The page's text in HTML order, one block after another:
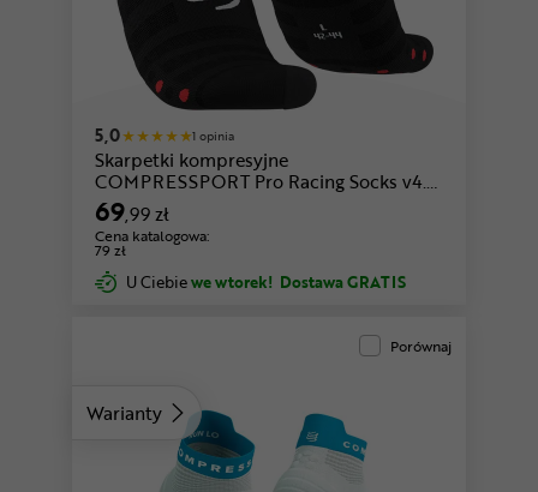
niebieski-żółty
5,0 1 opinia
Skarpetki kompresyjne
COMPRESSPORT Pro Racing Socks v4.0
Ultralight Run Low
69,99 zł
Cena katalogowa:
79 zł
U Ciebiewe wtorek! Dostawa GRATIS
Warianty
Porównaj